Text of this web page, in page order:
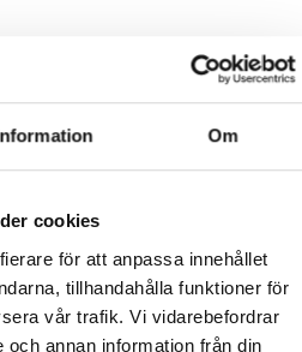
Om
cookies
för att anpassa innehållet
tillhandahålla funktioner för
vår trafik. Vi vidarebefordrar
och annan information från din
formen av industriell
i alla typer av branscher.
maskiner, utrustning och
4.0 och digital